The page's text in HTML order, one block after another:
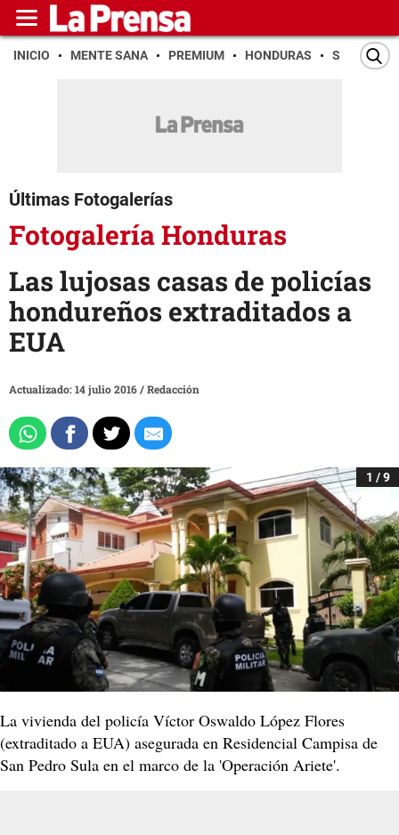
INICIO MENTE SANA PREMIUM HONDURAS SAN PEDRO
Últimas Fotogalerías
Fotogalería Honduras
Las lujosas casas de policías
hondureños extraditados a
EUA
Actualizado: 14 julio 2016/Redacción
1 / 9
La vivienda del policía Víctor Oswaldo López Flores
(extraditado a EUA) asegurada en Residencial Campisa de
San Pedro Sula en el marco de la 'Operación Ariete'.